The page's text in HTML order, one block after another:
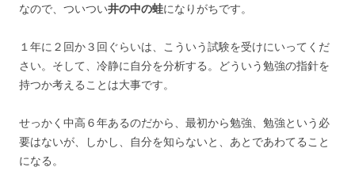
なので、ついつい井の中の蛙になりがちです。
１年に２回か３回ぐらいは、こういう試験を受けにいってくだ
さい。そして、冷静に自分を分析する。どういう勉強の指針を
持つか考えることは大事です。
せっかく中高６年あるのだから、最初から勉強、勉強という必
要はないが、しかし、自分を知らないと、あとであわてること
になる。